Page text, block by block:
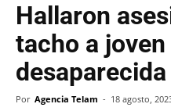
Hallaron
tacho a
Por Agencia Telam - 18 agosto,